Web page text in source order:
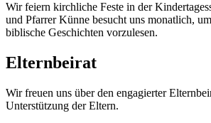
Wir feiern kirchliche Feste in der
und Pfarrer Künne besucht uns monatlich,
biblische Geschichten vorzulesen.
Elternbeirat
Wir freuen uns über den engagierter
Unterstützung der Eltern.